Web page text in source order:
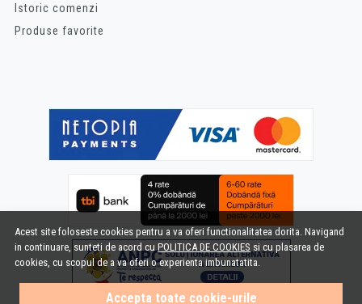
Acest site foloseste cookies pentru a va oferi functionalitatea dorita. Navigand
in continuare, sunteti de acord cuPOLITICA DE COOKIES si cu plasarea de
cookies, cu scopul de a va oferi o experienta imbunatatita.
Accepta toate cookie-urile
Istoric comenzi
Produse favorite